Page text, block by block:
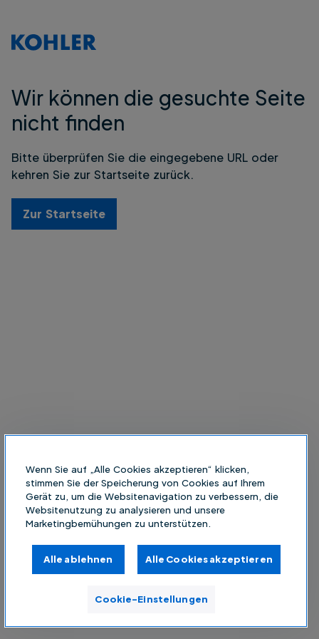
Wir können die gesuchte Seite
nicht finden
Bitte überprüfen Sie die eingegebene URL oder
kehren Sie zur Startseite zurück.
Zur Startseite
Wenn Sie auf „Alle Cookies akzeptieren“ klicken,
stimmen Sie der Speicherung von Cookies auf Ihrem
Gerät zu, um die Websitenavigation zu verbessern, die
Websitenutzung zu analysieren und unsere
Marketingbemühungen zu unterstützen.
Alle ablehnen Alle Cookies akzeptieren
Cookie-Einstellungen